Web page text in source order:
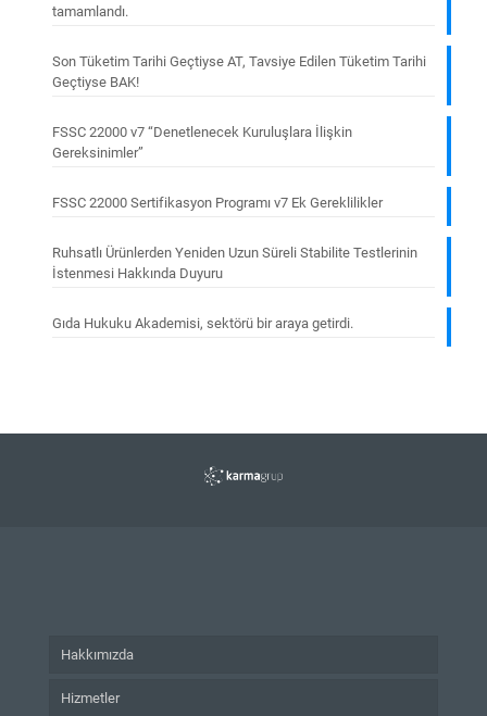
tamamlandı.
Son Tüketim Tarihi Geçtiyse AT, Tavsiye Edilen Tüketim Tarihi
Geçtiyse BAK!
FSSC 22000 v7 “Denetlenecek Kuruluşlara İlişkin
Gereksinimler”
FSSC 22000 Sertifikasyon Programı v7 Ek Gereklilikler
Ruhsatlı Ürünlerden Yeniden Uzun Süreli Stabilite Testlerinin
İstenmesi Hakkında Duyuru
Gıda Hukuku Akademisi, sektörü bir araya getirdi.
Hakkımızda
Hizmetler